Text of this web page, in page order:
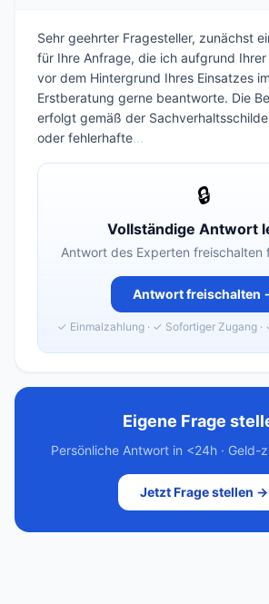
Sehr geehrter Fragesteller, zunächst
für Ihre Anfrage, die ich aufgrund
vor dem Hintergrund Ihres Einsatzes
Erstberatung gerne beantworte. Die
erfolgt gemäß der
oder fehlerhafte...
🔒
Vollständige Antwort
Antwort des Experten freischalten
Antwort freischalten
✓ Einmalzahlung · ✓ Sofortiger Zugang
Eigene Frage
Persönliche Antwort in <24h · Geld-
Jetzt Frage stellen →